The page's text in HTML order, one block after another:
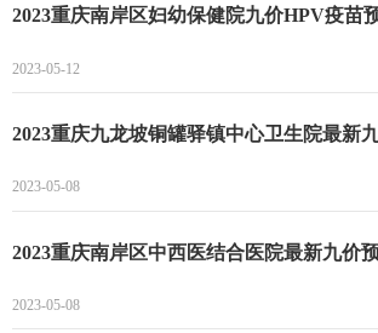
2023-05-12
2023-05-08
2023-05-08